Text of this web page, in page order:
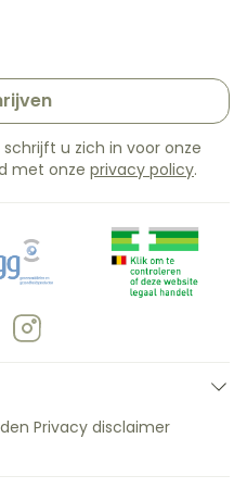
u zich in voor onze
met onze privacy policy.
Privacy disclaimer